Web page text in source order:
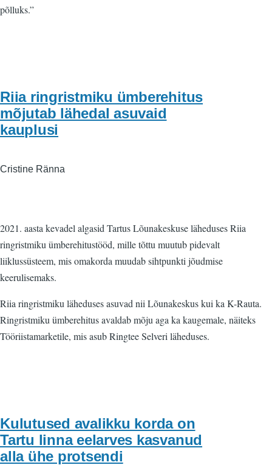
põlluks.”
Riia ringristmiku ümberehitus
mõjutab lähedal asuvaid
kauplusi
Cristine Ränna
2021. aasta kevadel algasid Tartus Lõunakeskuse läheduses Riia
ringristmiku ümberehitustööd, mille tõttu muutub pidevalt
liiklussüsteem, mis omakorda muudab sihtpunkti jõudmise
keerulisemaks.
Riia ringristmiku läheduses asuvad nii Lõunakeskus kui ka K-Rauta.
Ringristmiku ümberehitus avaldab mõju aga ka kaugemale, näiteks
Tööriistamarketile, mis asub Ringtee Selveri läheduses.
Kulutused avalikku korda on
Tartu linna eelarves kasvanud
alla ühe protsendi